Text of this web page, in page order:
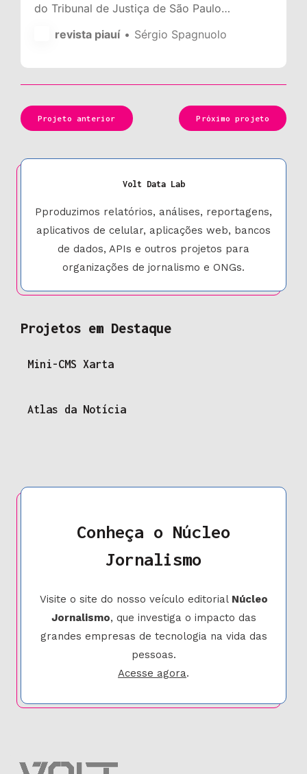
do Tribunal de Justiça de São Paulo
por mês. Ainda que o teto salarial da
vantagens extras – como subsídios,
indenizações e
revista piauí Sérgio Spagnuolo
Projeto anterior Próximo projeto
Volt Data Lab
Pproduzimos relatórios, análises, reportagens,
aplicativos de celular, aplicações web, bancos
de dados, APIs e outros projetos para
organizações de jornalismo e ONGs.
Projetos em Destaque
Mini-CMS Xarta
Atlas da Notícia
Conheça o Núcleo
Jornalismo
Visite o site do nosso veículo editorial Núcleo
Jornalismo, que investiga o impacto das
grandes empresas de tecnologia na vida das
pessoas.
Acesse agora.